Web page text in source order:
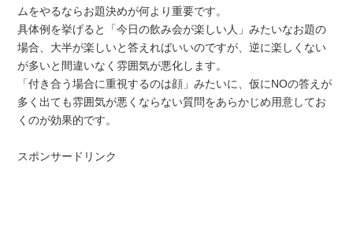
ムをやるならお題決めが何より重要です。
具体例を挙げると「今日の飲み会が楽しい人」みたいなお題の
場合、大半が楽しいと答えればいいのですが、逆に楽しくない
が多いと間違いなく雰囲気が悪化します。
「付き合う場合に重視するのは顔」みたいに、仮にNOの答えが
多く出ても雰囲気が悪くならない質問をあらかじめ用意してお
くのが効果的です。
スポンサードリンク